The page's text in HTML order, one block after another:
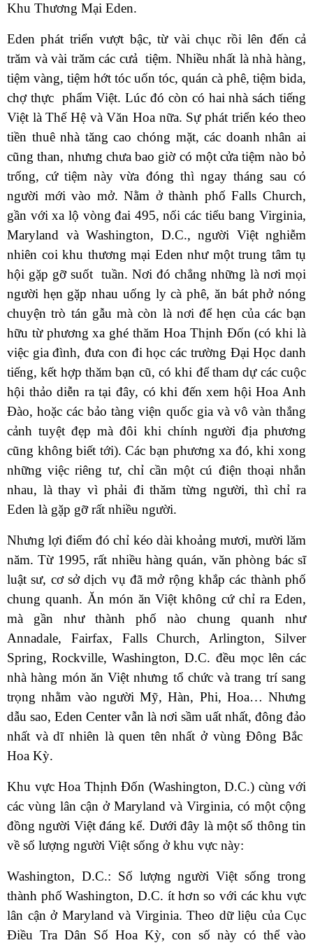
Khu Thương Mại Eden.
Eden phát triển vượt bậc, từ vài chục rồi lên đến cả
trăm và vài trăm các cưả tiệm. Nhiều nhất là nhà hàng,
tiệm vàng, tiệm hớt tóc uốn tóc, quán cà phê, tiệm bida,
chợ thực phẩm Việt. Lúc đó còn có hai nhà sách tiếng
Việt là Thế Hệ và Văn Hoa nữa. Sự phát triển kéo theo
tiền thuê nhà tăng cao chóng mặt, các doanh nhân ai
cũng than, nhưng chưa bao giờ có một cửa tiệm nào bỏ
trống, cứ tiệm này vừa đóng thì ngay tháng sau có
người mới vào mở. Nằm ở thành phố Falls Church,
gần với xa lộ vòng đai 495, nối các tiểu bang Virginia,
Maryland và Washington, D.C., người Việt nghiễm
nhiên coi khu thương mại Eden như một trung tâm tụ
hội gặp gỡ suốt tuần. Nơi đó chẳng những là nơi mọi
người hẹn gặp nhau uống ly cà phê, ăn bát phở nóng
chuyện trò tán gẫu mà còn là nơi để hẹn của các bạn
hữu từ phương xa ghé thăm Hoa Thịnh Đốn (có khi là
việc gia đình, đưa con đi học các trường Đại Học danh
tiếng, kết hợp thăm bạn cũ, có khi để tham dự các cuộc
hội thảo diễn ra tại đây, có khi đến xem hội Hoa Anh
Đào, hoặc các bảo tàng viện quốc gia và vô vàn thắng
cảnh tuyệt đẹp mà đôi khi chính người địa phương
cũng không biết tới). Các bạn phương xa đó, khi xong
những việc riêng tư, chỉ cần một cú điện thoại nhắn
nhau, là thay vì phải đi thăm từng người, thì chỉ ra
Eden là gặp gỡ rất nhiều người.
Nhưng lợi điểm đó chỉ kéo dài khoảng mươi, mười lăm
năm. Từ 1995, rất nhiều hàng quán, văn phòng bác sĩ
luật sư, cơ sở dịch vụ đã mở rộng khắp các thành phố
chung quanh. Ăn món ăn Việt không cứ chỉ ra Eden,
mà gần như thành phố nào chung quanh như
Annadale, Fairfax, Falls Church, Arlington, Silver
Spring, Rockville, Washington, D.C. đều mọc lên các
nhà hàng món ăn Việt nhưng tổ chức và trang trí sang
trọng nhằm vào người Mỹ, Hàn, Phi, Hoa… Nhưng
dẫu sao, Eden Center vẫn là nơi sầm uất nhất, đông đảo
nhất và dĩ nhiên là quen tên nhất ở vùng Đông Bắc
Hoa Kỳ.
Khu vực Hoa Thịnh Đốn (Washington, D.C.) cùng với
các vùng lân cận ở Maryland và Virginia, có một cộng
đồng người Việt đáng kể. Dưới đây là một số thông tin
về số lượng người Việt sống ở khu vực này:
Washington, D.C.: Số lượng người Việt sống trong
thành phố Washington, D.C. ít hơn so với các khu vực
lân cận ở Maryland và Virginia. Theo dữ liệu của Cục
Điều Tra Dân Số Hoa Kỳ, con số này có thể vào